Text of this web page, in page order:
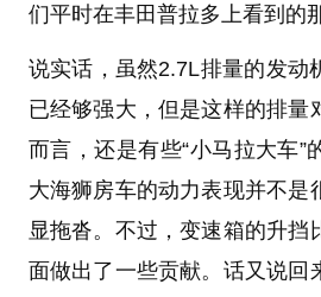
们平时在丰田普拉多 上看到的
说实话，虽然2.7L排量的发动
已经够强大，但是这样的排量
而言，还是有些“小马拉大车”
大海狮房车的动力表现并不是
显拖沓。不过，变速箱的升挡
面做出了一些贡献。话又说回